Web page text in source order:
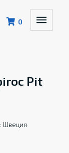
0
Pit
Швеция